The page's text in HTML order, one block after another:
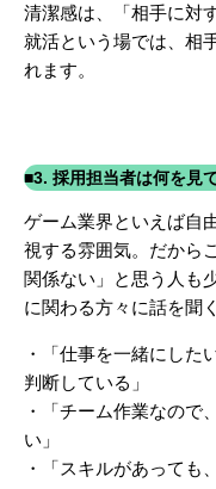
清潔感は、「相手に対
就活という場では、相
れます。
■3. 採用担当者は何を見
ゲーム業界といえば自
視する雰囲気。だから
関係ない」と思う人も
に関わる方々に話を聞
・「仕事を一緒にした
判断している」
・「チーム作業なので
い」
・「スキルがあっても